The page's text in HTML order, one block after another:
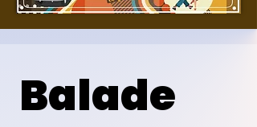
Balade